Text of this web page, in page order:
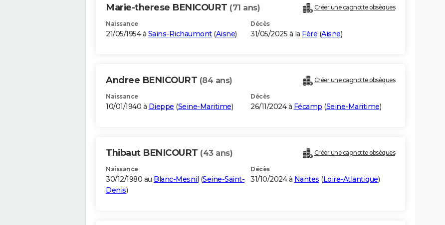
Marie-therese BENICOURT (71 ans) Créer une cagnotte obsèques
Naissance
21/05/1954 à Sains-Richaumont(Aisne)
Décès
31/05/2025 à la Fère (Aisne)
Andree BENICOURT (84 ans) Créer une cagnotte obsèques
Naissance
10/01/1940 à Dieppe (Seine-Maritime)
Décès
26/11/2024 à Fécamp (Seine-Maritime)
Thibaut BENICOURT (43 ans) Créer une cagnotte obsèques
Naissance
30/12/1980 au Blanc-Mesnil (Seine-Saint-
Denis)
Décès
31/10/2024 à Nantes (Loire-Atlantique)